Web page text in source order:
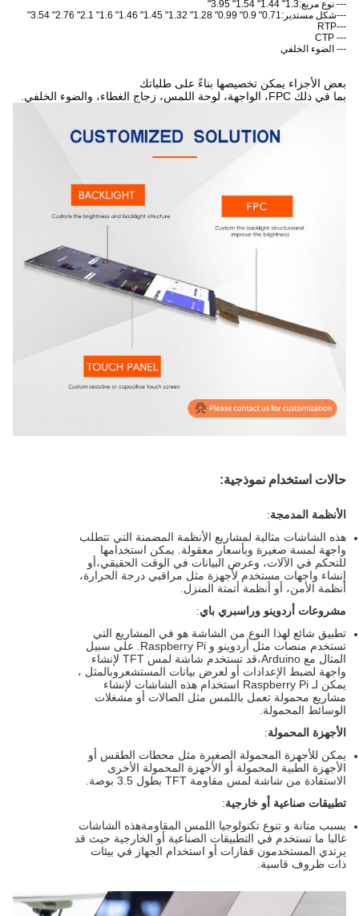
--- نوع مربع:1.3" 1.44" 1.54" 3.95"
---شكل مستدير:0.71" 0.9" 0.99" 1.28" 1.32" 1.45" 1.46" 1.6" 2.1" 2.76" 3.54"
---RTP
--- CTP
--- الضوء الخلفي
بعض الأجزاء يمكن تخصيصها بناءً على طلباتك
بما في ذلك FPC، الواجهة، لوحة اللمس، زجاج الغطاء، والضوء الخلفي.
حالات استخدام نموذجية:
الأنظمة المدمجة:
هذه الشاشات مثالية لمشاريع الأنظمة المضمنة التي تتطلب
واجهة لمسة صغيرة وبأسعار معقولة. يمكن استخدامها
للتحكم في الآلات، وعرض البيانات في الوقت الحقيقي،أو
إنشاء واجهات مستخدم لأجهزة مثل مراقبي درجة الحرارة،
أنظمة الأمن، أو أنظمة أتمتة المنزل.
مشروعات أردوينو وراسبري باي:
تطبيق شائع لهذا النوع من الشاشة هو في المشاريع التي
تستخدم منصات مثل أردوينو و Raspberry Pi. على سبيل
المثال مع Arduino،قد تستخدم شاشة لمس TFT لإنشاء
واجهة لضبط الإعدادات أو لعرض بيانات المستشعروبالمثل ،
يمكن لـ Raspberry Pi استخدام هذه الشاشات لإنشاء
مشاريع محمولة تعمل باللمس مثل الصالات أو مشغلات
الوسائط المحمولة.
الأجهزة المحمولة:
يمكن للأجهزة المحمولة الصغيرة مثل محطات الطقس أو
الأجهزة الطبية المحمولة أو الأجهزة المحمولة الأخرى
الاستفادة من شاشة لمس مقاومة TFT بطول 3.5 بوصة.
تطبيقات صناعية أو خارجية:
بسبب متانة و تنوع تكنولوجيا اللمس المقاومةهذه الشاشات
غالبا ما تستخدم في التطبيقات الصناعية أو الخارجية حيث قد
يرتدي المستخدمون قفازات أو استخدام الجهاز في بيئات
ذات ظروف قاسية.